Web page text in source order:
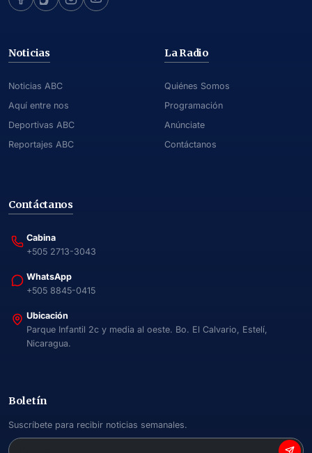
Noticias
Noticias ABC
Aquí entre nos
Deportivas ABC
Reportajes ABC
La Radio
Quiénes Somos
Programación
Anúnciate
Contáctanos
Contáctanos
Cabina
+505 2713-3043
WhatsApp
+505 8845-0415
Ubicación
Parque Infantil 2c y media al oeste. Bo. El Calvario, Estelí,
Nicaragua.
Boletín
Suscríbete para recibir noticias semanales.